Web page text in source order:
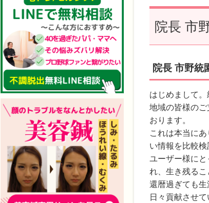
院長 市
院長 市野統
はじめまして。
地域の皆様の
おります。
これは本当に
い情報を比較検
ユーザー様に
れ、生き残るこ
還暦過ぎても
日々貢献させて